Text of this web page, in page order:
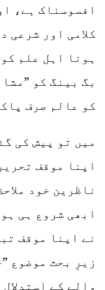
افسوسناک ہے،
کلامی اور شرعی
ہونا اہل علم
بگ بینگ کو
کو عالم صرف
میں تو پیش کی
اپنا موقف
ناظرین خود
ابھی شروع ہی
نے اپنا موقف
زیرِ بحث موضوع
والے کے